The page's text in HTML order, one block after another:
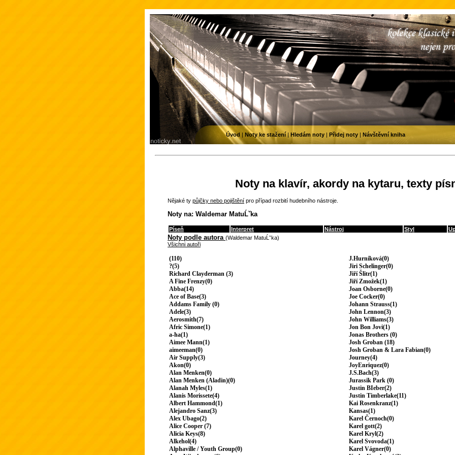
Noty na klavír, akordy na kytaru, texty
Nějaké ty půjčky nebo pojištění pro případ rozbití hudebního nástroje.
Noty na: Waldemar MatuĹˇka
Píseň Interpret Nástroj Styl
Noty podle autora (Waldemar MatuĹˇka)
Všichni autoři
(110)
?(5)
Richard Clayderman (3)
A Fine Frenzy(0)
Abba(14)
Ace of Base(3)
Addams Family (0)
Adele(3)
Aerosmith(7)
Afric Simone(1)
a-ha(1)
Aimee Mann(1)
aimeeman(0)
Air Supply(3)
Akon(0)
Alan Menken(0)
Alan Menken (Aladin)(0)
Alanah Myles(1)
Alanis Morissete(4)
Albert Hammond(1)
Alejandro Sanz(3)
Alex Ubago(2)
Alice Cooper (7)
Alicia Keys(8)
Alkehol(4)
Alphaville / Youth Group(0)
J.Hurníková(0)
Jiri Schelinger(0)
Jiří Šlitr(1)
Jiří Zmožek(1)
Joan Osborne(0)
Joe Cocker(0)
Johann Strauss(1)
John Lennon(3)
John Williams(3)
Jon Bon Jovi(1)
Jonas Brothers (0)
Josh Groban (18)
Josh Groban & Lara Fabian(0)
Journey(4)
JoyEnriquez(0)
J.S.Bach(3)
Jurassik Park (0)
Justin BIeber(2)
Justin Timberlake(11)
Kai Rosenkranz(1)
Kansas(1)
Karel Černoch(0)
Karel gott(2)
Karel Kryl(2)
Karel Svovoda(1)
Karel Vágner(0)
Úvod | Noty ke stažení| Hledám noty | Přidej noty | Návštěvní kniha